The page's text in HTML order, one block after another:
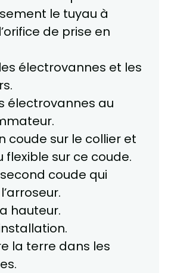
le tuyau à
de prise en
électrovannes et les
électrovannes au
coude sur le collier et
flexible sur ce coude.
coude qui
hauteur.
la terre dans les